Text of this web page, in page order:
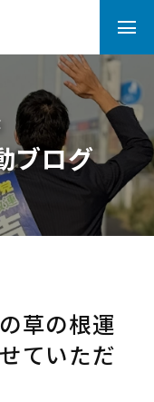
ブログ
草の根運
ていただ